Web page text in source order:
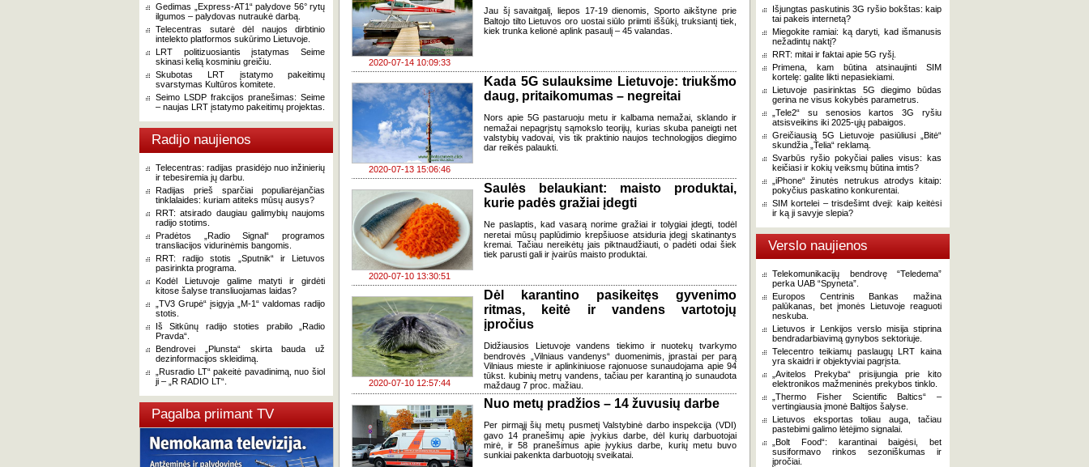
Gedimas „Express-AT1“ palydove 56° rytų
ilgumos – palydovas nutraukė darbą.
Telecentras sutarė dėl naujos dirbtinio
intelekto platformos sukūrimo Lietuvoje.
LRT politizuosiantis įstatymas Seime
skinasi kelią kosminiu greičiu.
Skubotas LRT įstatymo pakeitimų
svarstymas Kultūros komitete.
Seimo LSDP frakcijos pranešimas: Seime
– naujas LRT įstatymo pakeitimų projektas.
Radijo naujienos
Telecentras: radijas prasidėjo nuo inžinierių
ir tebesiremia jų darbu.
Radijas prieš sparčiai populiarėjančias
tinklalaides: kuriam atiteks mūsų ausys?
RRT: atsirado daugiau galimybių naujoms
radijo stotims.
Pradėtos „Radio Signal“ programos
transliacijos vidurinėmis bangomis.
RRT: radijo stotis „Sputnik“ ir Lietuvos
pasirinkta programa.
Kodėl Lietuvoje galime matyti ir girdėti
kitose šalyse transliuojamas laidas?
„TV3 Grupė“ įsigyja „M-1“ valdomas radijo
stotis.
Iš Sitkūnų radijo stoties prabilo „Radio
Pravda“.
Bendrovei „Plunsta“ skirta bauda už
dezinformacijos skleidimą.
„Rusradio LT“ pakeitė pavadinimą, nuo šiol
ji – „R RADIO LT“.
Pagalba priimant TV
2020-07-14 10:09:33
Jau šį savaitgalį, liepos 17-19 dienomis, Sporto aikštyne prie
Baltojo tilto Lietuvos oro uostai siūlo priimti iššūkį, truksiantį tiek,
kiek trunka kelionė aplink pasaulį – 45 valandas.
2020-07-13 15:06:46
Kada 5G sulauksime Lietuvoje: triukšmo
daug, pritaikomumas – negreitai
Nors apie 5G pastaruoju metu ir kalbama nemažai, sklando ir
nemažai nepagrįstų sąmokslo teorijų, kurias skuba paneigti net
valstybių vadovai, vis tik praktinio naujos technologijos diegimo
dar reikės palaukti.
2020-07-10 13:30:51
Saulės belaukiant: maisto produktai,
kurie padės gražiai įdegti
Ne paslaptis, kad vasarą norime gražiai ir tolygiai įdegti, todėl
neretai mūsų paplūdimio krepšiuose atsiduria įdegį skatinantys
kremai. Tačiau nereikėtų jais piktnaudžiauti, o padėti odai šiek
tiek parusti gali ir įvairūs maisto produktai.
2020-07-10 12:57:44
Dėl karantino pasikeitęs gyvenimo
ritmas, keitė ir vandens vartotojų
įpročius
Didžiausios Lietuvoje vandens tiekimo ir nuotekų tvarkymo
bendrovės „Vilniaus vandenys“ duomenimis, įprastai per parą
Vilniaus mieste ir aplinkiniuose rajonuose sunaudojama apie 94
tūkst. kubinių metrų vandens, tačiau per karantiną jo sunaudota
maždaug 7 proc. mažiau.
Nuo metų pradžios – 14 žuvusių darbe
Per pirmąjį šių metų pusmetį Valstybinė darbo inspekcija (VDI)
gavo 14 pranešimų apie įvykius darbe, dėl kurių darbuotojai
mirė, ir 58 pranešimus apie įvykius darbe, kurių metu buvo
sunkiai pakenkta darbuotojų sveikatai.
Išjungtas paskutinis 3G ryšio bokštas: kaip
tai pakeis internetą?
Miegokite ramiai: ką daryti, kad išmanusis
nežadintų naktį?
RRT: mitai ir faktai apie 5G ryšį.
Primena, kam būtina atsinaujinti SIM
kortelę: galite likti nepasiekiami.
Lietuvoje pasirinktas 5G diegimo būdas
gerina ne visus kokybės parametrus.
„Tele2“ su senosios kartos 3G ryšiu
atsisveikins iki 2025-ųjų pabaigos.
Greičiausią 5G Lietuvoje pasiūliusi „Bitė“
skundžia „Telia“ reklamą.
Svarbūs ryšio pokyčiai palies visus: kas
keičiasi ir kokių veiksmų būtina imtis?
„iPhone“ žinutės netrukus atrodys kitaip:
pokyčius paskatino konkurentai.
SIM kortelei – trisdešimt dveji: kaip keitėsi
ir ką ji savyje slepia?
Verslo naujienos
Telekomunikacijų bendrovę “Teledema”
perka UAB “Spyneta”.
Europos Centrinis Bankas mažina
palūkanas, bet įmonės Lietuvoje reaguoti
neskuba.
Lietuvos ir Lenkijos verslo misija stiprina
bendradarbiavimą gynybos sektoriuje.
Telecentro teikiamų paslaugų LRT kaina
yra skaidri ir objektyviai pagrįsta.
„Avitelos Prekyba“ prisijungia prie kito
elektronikos mažmeninės prekybos tinklo.
„Thermo Fisher Scientific Baltics“ –
vertingiausia įmonė Baltijos šalyse.
Lietuvos eksportas toliau auga, tačiau
pastebimi galimo lėtėjimo signalai.
„Bolt Food“: karantinai baigėsi, bet
susiformavo rinkos sezoniškumas ir
įpročiai.